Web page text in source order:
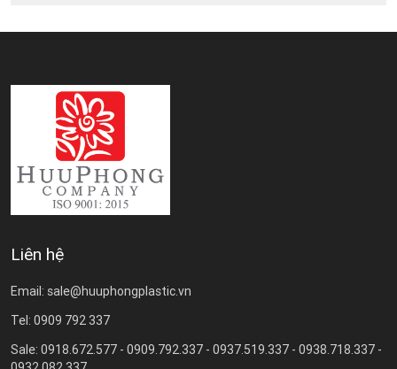
Liên hệ
Email: sale@huuphongplastic.vn
Tel: 0909 792 337
Sale: 0918.672.577 - 0909.792.337 - 0937.519.337 - 0938.718.337 -